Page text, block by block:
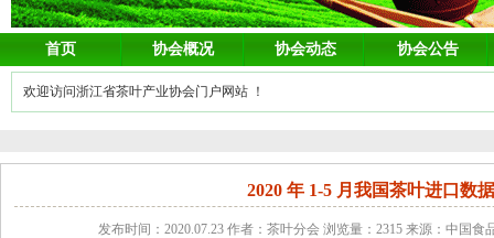
首页 协会概况 协会动态 协会公告
欢迎访问浙江省茶叶产业协会门户网站 ！
2020 年 1-5 月我国茶叶进口数据
发布时间：2020.07.23 作者：茶叶分会 浏览量：2315 来源：中国食